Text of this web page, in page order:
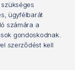
ügyfélbarát
számára a
gondoskodnak.
szerződést kell